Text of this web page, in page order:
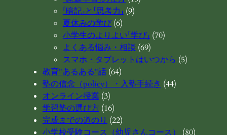
「暗記」と「思考力」 (9)
夏休みの学び(6)
小学生のよりよい「学び」 (70)
よくある悩み・相談 (69)
スマホ・タブレットはいつから (5)
教育"あるある"話(64)
塾の信念（policy）・入塾手続き (44)
オンライン授業 (3)
学習塾の選び方(16)
完成までの道のり (22)
小学校受験コース（幼児さんコース）
(80)